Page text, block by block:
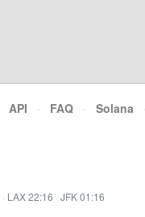
API · FAQ · Solana ·
· LAX 22:16 · JFK 01:16